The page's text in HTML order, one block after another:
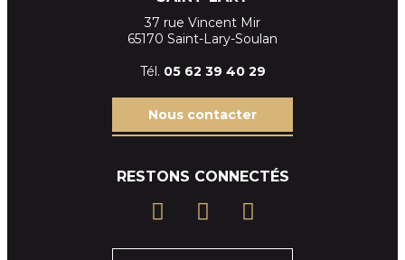
37 rue Vincent Mir
65170 Saint-Lary-Soulan
Tél. 05 62 39 40 29
Nous contacter
RESTONS CONNECTÉS